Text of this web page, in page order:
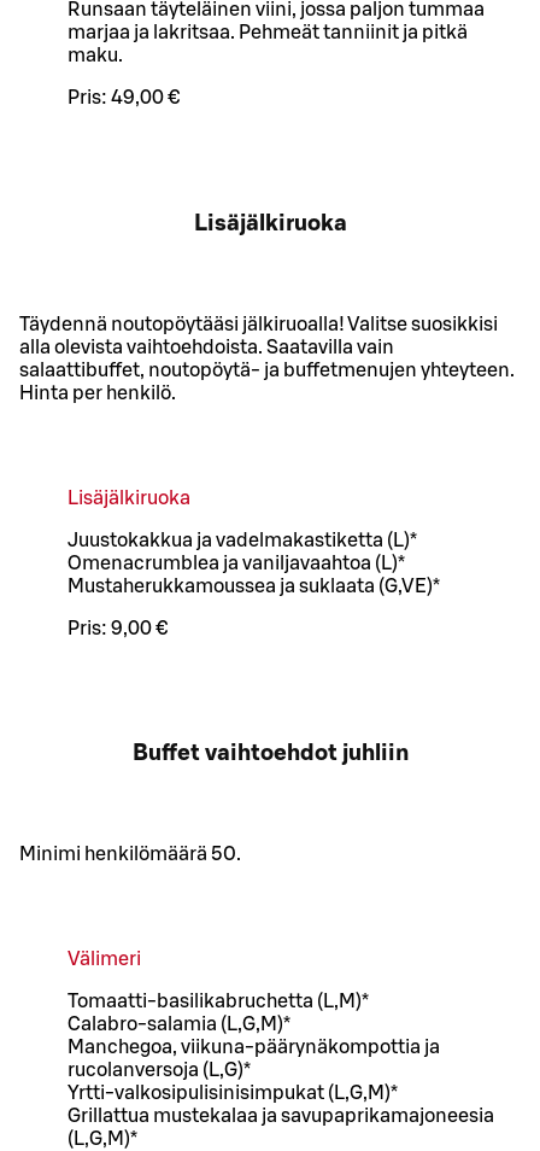
Runsaan täyteläinen viini, jossa paljon tummaa
marjaa ja lakritsaa. Pehmeät tanniinit ja pitkä
maku.
Pris: 49,00 €
Lisäjälkiruoka
Täydennä noutopöytääsi jälkiruoalla! Valitse suosikkisi
alla olevista vaihtoehdoista. Saatavilla vain
salaattibuffet, noutopöytä- ja buffetmenujen yhteyteen.
Hinta per henkilö.
Lisäjälkiruoka
Juustokakkua ja vadelmakastiketta (L)*
Omenacrumblea ja vaniljavaahtoa (L)*
Mustaherukkamoussea ja suklaata (G,VE)*
Pris: 9,00 €
Buffet vaihtoehdot juhliin
Minimi henkilömäärä 50.
Välimeri
Tomaatti-basilikabruchetta (L,M)*
Calabro-salamia (L,G,M)*
Manchegoa, viikuna-päärynäkompottia ja
rucolanversoja (L,G)*
Yrtti-valkosipulisinisimpukat (L,G,M)*
Grillattua mustekalaa ja savupaprikamajoneesia
(L,G,M)*